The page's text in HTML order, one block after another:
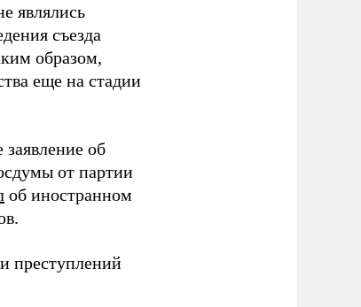
являлись
съезда
образом,
еще на стадии
заявление об
от партии
об иностранном
преступлений